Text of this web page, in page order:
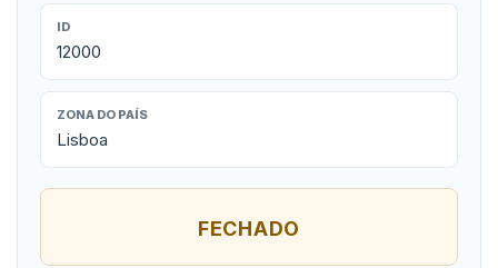
ID
12000
ZONA DO PAÍS
Lisboa
FECHADO